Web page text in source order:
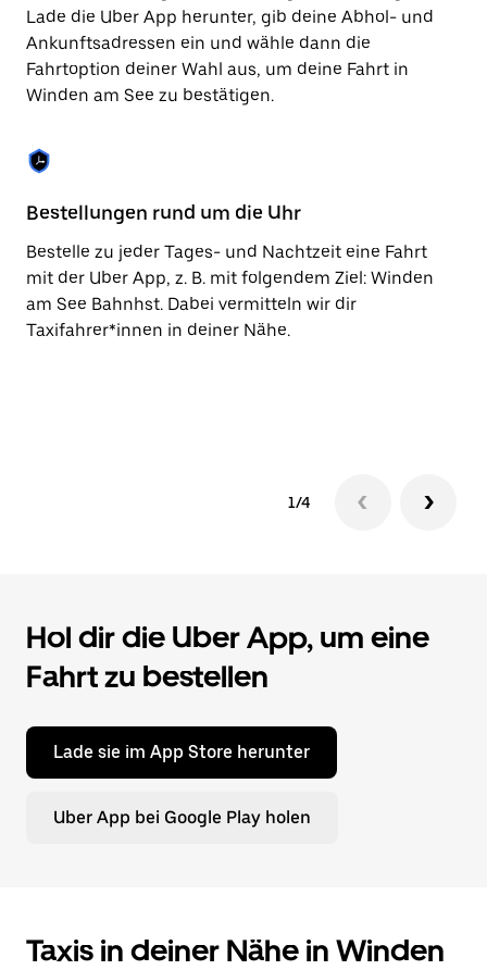
Kalender
zu
schließen.
Lade die Uber App herunter, gib deine Abhol- und
Ankunftsadressen ein und wähle dann die
Fahrtoption deiner Wahl aus, um deine Fahrt in
Winden am See zu bestätigen.
Bestellungen rund um die Uhr
Bestelle zu jeder Tages- und Nachtzeit eine Fahrt
mit der Uber App, z. B. mit folgendem Ziel: Winden
am See Bahnhst. Dabei vermitteln wir dir
Taxifahrer*innen in deiner Nähe.
1/4
Hol dir die Uber App, um eine
Fahrt zu bestellen
Lade sie im App Store herunter
Uber App bei Google Play holen
Taxis in deiner Nähe in Winden